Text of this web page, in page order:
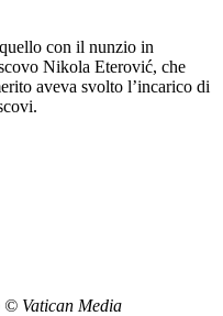
con il nunzio in
Nikola Eterović, che
aveva svolto l’incarico di
© Vatican Media